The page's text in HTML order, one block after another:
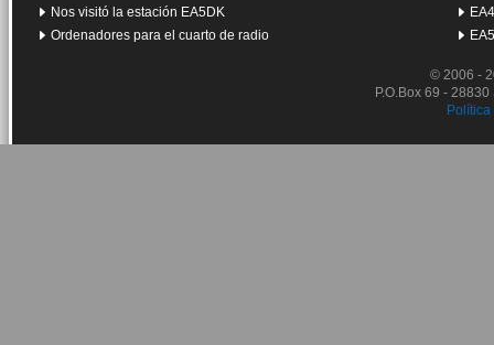
Nos visitó la estación EA5DK
Ordenadores para el cuarto de radio
© 2006 -
P.O.Box 69 -